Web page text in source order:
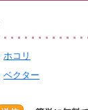
ホコリ
ベクター